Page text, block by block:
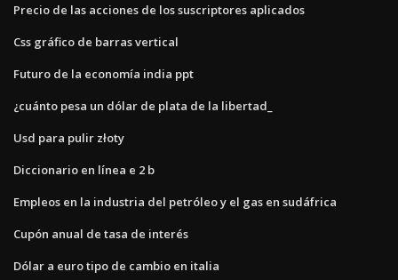
Precio de las acciones de los suscriptores aplicados
Css gráfico de barras vertical
Futuro de la economía india ppt
¿cuánto pesa un dólar de plata de la libertad_
Usd para pulir złoty
Diccionario en línea e 2 b
Empleos en la industria del petróleo y el gas en sudáfrica
Cupón anual de tasa de interés
Dólar a euro tipo de cambio en italia